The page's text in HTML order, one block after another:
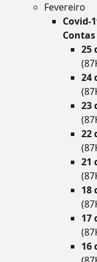
Fevereiro
Covid-
25
24
23
22
21
18
17
16